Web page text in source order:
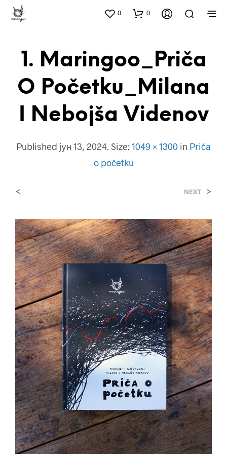
0 0
1. Maringoo_Priča
O Početku_Milana
I Nebojša Videnov
Published јун 13, 2024. Size: 1049 × 1300 in Priča
o početku
< NEXT >